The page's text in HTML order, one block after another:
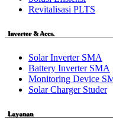
Revitalisasi PLTS
Inverter & Accs.
Solar Inverter SMA
Battery Inverter SMA
Monitoring Device
Solar Charger Studer
Layanan